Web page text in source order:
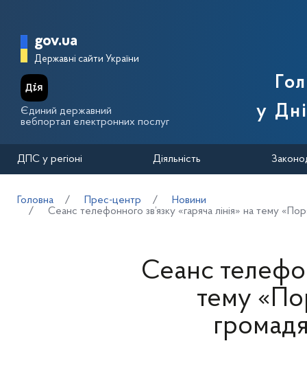
Головна сторінка Державної
gov.ua
Державні сайти України
Єдиний державний
вебпортал електронних послуг
у
ДПС у регіоні Діяльність
Головна Прес-центр
Новини
Сеанс телефонного зв’язку «гаряча лінія» на тему
Сеанс
тему